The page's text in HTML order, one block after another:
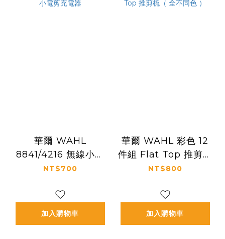
華爾 WAHL
8841/4216 無線小電
剪充電器
NT$700
加入購物車
華爾 WAHL 彩色 12
件組 Flat Top 推剪梳
（ 全不同色 ）
NT$800
加入購物車